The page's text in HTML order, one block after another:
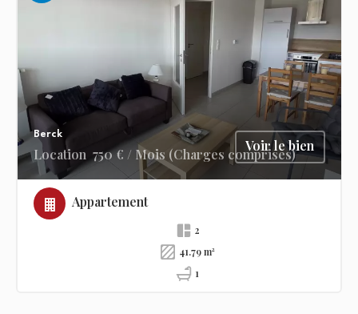
Berck
Location 750 € / Mois (Charges comprises)
Voir le bien
Appartement
2
41.79 m²
1